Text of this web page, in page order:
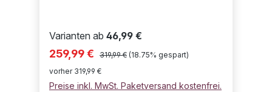
Varianten ab 46,99 €
Verkaufspreis:
259,99 € Regulärer Preis:
319,99 € (18.75% gespart)
vorher 319,99 €
Preise inkl. MwSt. Paketversand kostenfrei.